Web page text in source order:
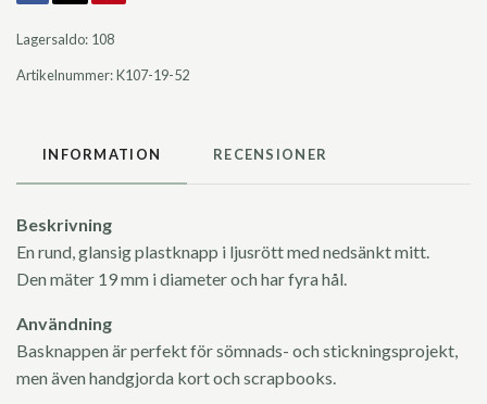
Lagersaldo: 108
Artikelnummer:K107-19-52
INFORMATION RECENSIONER
Beskrivning
En rund, glansig plastknapp i ljusrött med nedsänkt mitt.
Den mäter 19 mm i diameter och har fyra hål.
Användning
Basknappen är perfekt för sömnads- och stickningsprojekt,
men även handgjorda kort och scrapbooks.